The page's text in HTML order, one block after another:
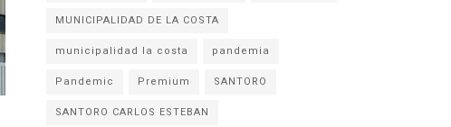
MUNICIPALIDAD DE LA COSTA
municipalidad la costa
pandemia
Pandemic
Premium
SANTORO
SANTORO CARLOS ESTEBAN